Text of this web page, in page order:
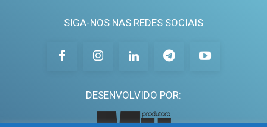
SIGA-NOS NAS REDES SOCIAIS
DESENVOLVIDO POR: